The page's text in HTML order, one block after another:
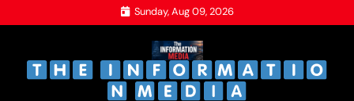
to
Sunday, Aug 09, 2026